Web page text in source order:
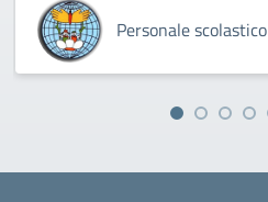
Personale scolastico